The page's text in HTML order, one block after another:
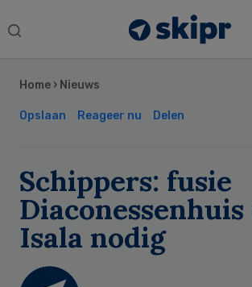
Search
Home › Nieuws
Opslaan Reageer nu Delen
Schippers: fusie
Diaconessenhuis
Isala nodig
Sidebar